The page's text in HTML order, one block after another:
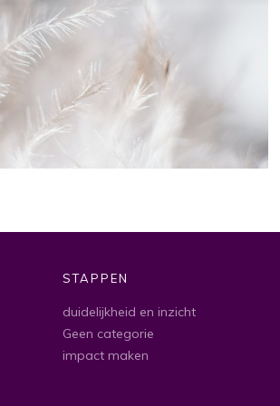
STAPPEN
duidelijkheid en inzicht
Geen categorie
impact maken